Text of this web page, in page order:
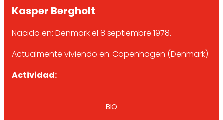
Kasper Bergholt
Nacido en: Denmark el 8 septiembre 1978.
Actualmente viviendo en: Copenhagen (Denmark).
Actividad:
BIO